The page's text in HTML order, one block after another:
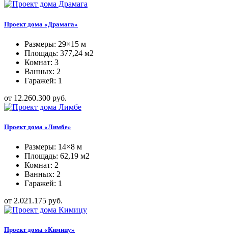
Проект дома «Драмага»
Размеры: 29×15 м
Площадь: 377,24 м2
Комнат: 3
Ванных: 2
Гаражей: 1
от 12.260.300 руб.
Проект дома «Лимбе»
Размеры: 14×8 м
Площадь: 62,19 м2
Комнат: 2
Ванных: 2
Гаражей: 1
от 2.021.175 руб.
Проект дома «Кимицу»